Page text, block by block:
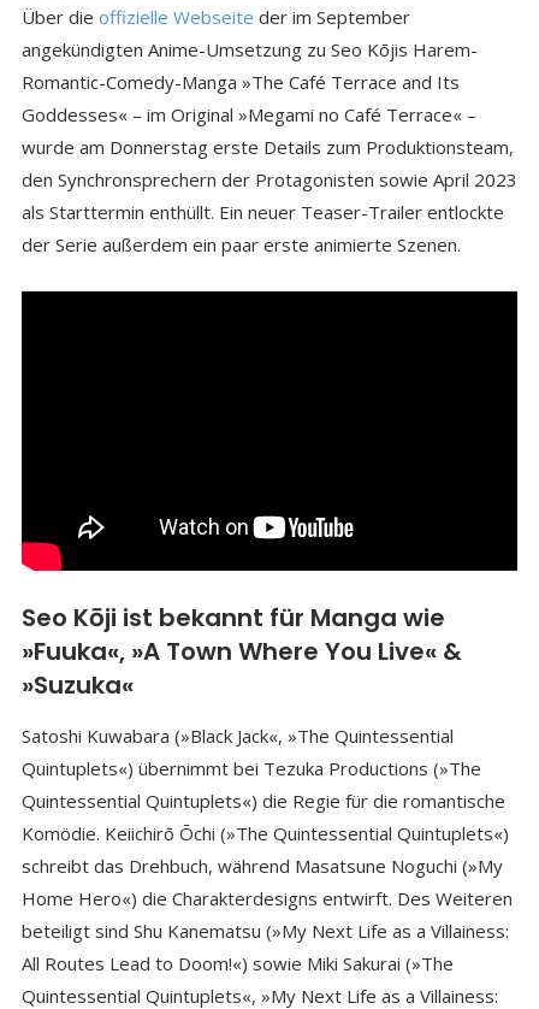
Über die offizielle Webseite der im September
angekündigten Anime-Umsetzung zu Seo Kōjis Harem-
Romantic-Comedy-Manga »The Café Terrace and Its
Goddesses« – im Original »Megami no Café Terrace« –
wurde am Donnerstag erste Details zum Produktionsteam,
den Synchronsprechern der Protagonisten sowie April 2023
als Starttermin enthüllt. Ein neuer Teaser-Trailer entlockte
der Serie außerdem ein paar erste animierte Szenen.
Seo Kōji ist bekannt für Manga wie
»Fuuka«, »A Town Where You Live« &
»Suzuka«
Satoshi Kuwabara (»Black Jack«, »The Quintessential
Quintuplets«) übernimmt bei Tezuka Productions (»The
Quintessential Quintuplets«) die Regie für die romantische
Komödie. Keiichirō Ōchi (»The Quintessential Quintuplets«)
schreibt das Drehbuch, während Masatsune Noguchi (»My
Home Hero«) die Charakterdesigns entwirft. Des Weiteren
beteiligt sind Shu Kanematsu (»My Next Life as a Villainess:
All Routes Lead to Doom!«) sowie Miki Sakurai (»The
Quintessential Quintuplets«, »My Next Life as a Villainess: